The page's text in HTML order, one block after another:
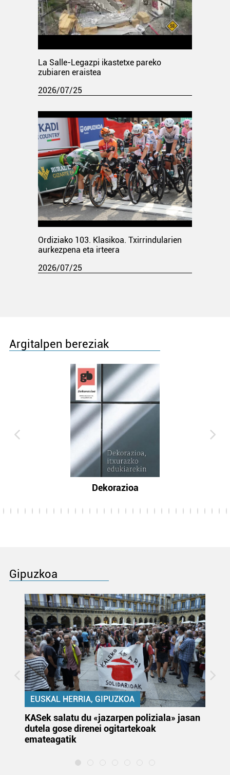
La Salle-Legazpi ikastetxe pareko
zubiaren eraistea
2026/07/25
Ordiziako 103. Klasikoa. Txirrindularien
aurkezpena eta irteera
2026/07/25
Argitalpen bereziak
Dekorazioa
Gipuzkoa
EUSKAL HERRIA, GIPUZKOA
KASek salatu du «jazarpen poliziala» jasan
dutela gose direnei ogitartekoak
emateagatik